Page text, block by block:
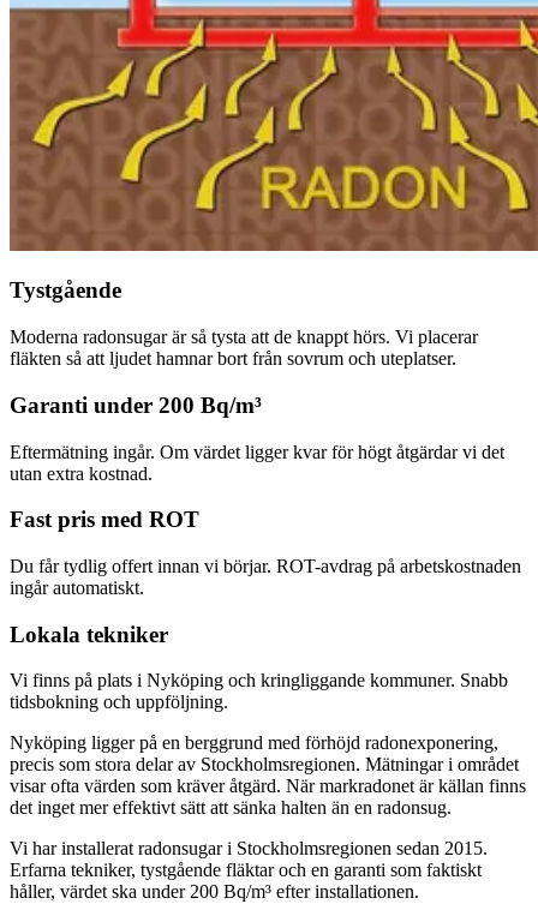
Tystgående
Moderna radonsugar är så tysta att de knappt hörs. Vi placerar
fläkten så att ljudet hamnar bort från sovrum och uteplatser.
Garanti under 200 Bq/m³
Eftermätning ingår. Om värdet ligger kvar för högt åtgärdar vi det
utan extra kostnad.
Fast pris med ROT
Du får tydlig offert innan vi börjar. ROT-avdrag på arbetskostnaden
ingår automatiskt.
Lokala tekniker
Vi finns på plats i Nyköping och kringliggande kommuner. Snabb
tidsbokning och uppföljning.
Nyköping ligger på en berggrund med förhöjd radonexponering,
precis som stora delar av Stockholmsregionen. Mätningar i området
visar ofta värden som kräver åtgärd. När markradonet är källan finns
det inget mer effektivt sätt att sänka halten än en radonsug.
Vi har installerat radonsugar i Stockholmsregionen sedan 2015.
Erfarna tekniker, tystgående fläktar och en garanti som faktiskt
håller, värdet ska under 200 Bq/m³ efter installationen.